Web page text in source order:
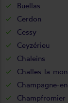
Buellas
Cerdon
Cessy
Ceyzérieu
Chaleins
Challes-la-
Champagne-
Champfromier